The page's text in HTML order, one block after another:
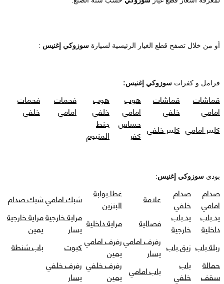
أو من خلال تصفح قطع الغيار الرئيسية لسيارة سوزوكي إغنيس :
فرامل و كفرات سوزوكي إغنيس:
قماشات
امامي
قماشات
خلفي
هوب
امامي
هوب
خلفي
فحمات
امامي
فحمات
خلفي
كليبر امامي كليبر خلفي حساس
كفر
جنط
المنيوم
بودي سوزوكي إغنيس:
صدام
امامي
صدام
خلفي
علامة
غطا بوابة
البنزين
شبك اماميشبك صدام
يد باب
داخلية
يد باب
خارجية
فصالية مراية داخلية مراية خارجية
يسار
مراية خارجية
يمين
ربلة باب زيق باب رفرف امامي
يسار
رفرف امامي
يمين
كبوت
باب شنطة
حمالة
سقف
باب
خلفي
باب امامي رفرف خلفي
يمين
رفرف خلفي
يسار